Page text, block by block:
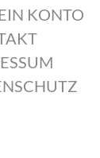
KONTO